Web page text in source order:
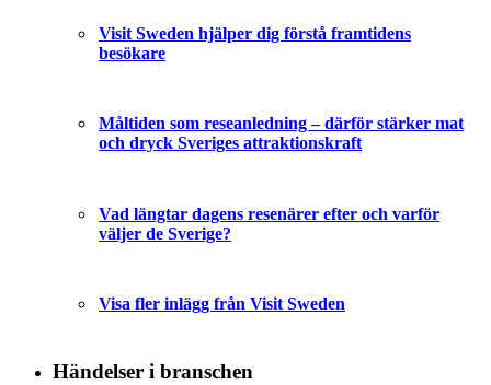
Visit Sweden hjälper dig förstå framtidens
besökare
Måltiden som reseanledning – därför stärker mat
och dryck Sveriges attraktionskraft
Vad längtar dagens resenärer efter och varför
väljer de Sverige?
Visa fler inlägg från Visit Sweden
Händelser i branschen